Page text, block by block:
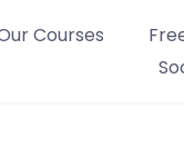
Courses